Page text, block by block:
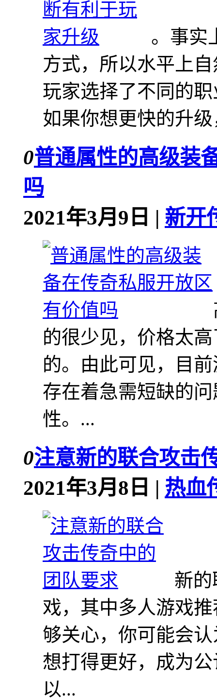
。事实
方式，所以水平上
玩家选择了不同的
如果你想更快的升
0普通属性的高级装
吗
2021年3月9日 | 新开
的很少见，价格太
的。由此可见，目
存在着急需短缺的
性。...
0注意新的联合攻击
2021年3月8日 | 热血
新
戏，其中多人游戏
够关心，你可能会
想打得更好，成为
以...